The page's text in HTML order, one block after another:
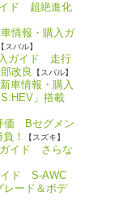
イド 超絶進化
情報・購入ガ
【スバル】
入ガイド 走行
改良
【スバル】
車情報・購入
」搭載
価 Bセグメン
！
【スズキ】
ガイド さらな
イド S-AWC
レード＆ボデ